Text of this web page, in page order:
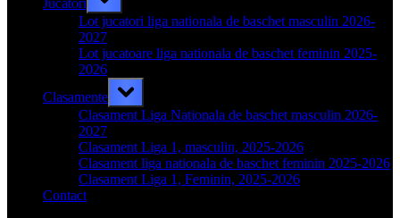
Jucatori
sub-
menu
Lot jucatori liga nationala de baschet masculin 2026-
2027
Lot jucatoare liga nationala de baschet feminin 2025-
2026
Clasamente
Toggle
sub-
menu
Clasament Liga Nationala de baschet masculin 2026-
2027
Clasament Liga 1, masculin, 2025-2026
Clasament liga nationala de baschet feminin 2025-2026
Clasament Liga 1, Feminin, 2025-2026
Contact